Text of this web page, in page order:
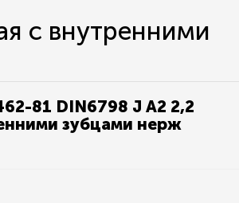
с внутренними
81 DIN6798 J А2 2,2
зубцами нерж